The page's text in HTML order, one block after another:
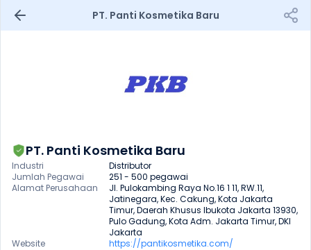
PT. Panti Kosmetika Baru
PT. Panti Kosmetika Baru
Industri
Distributor
Jumlah Pegawai
251 - 500 pegawai
Alamat Perusahaan
Jl. Pulokambing Raya No.16 1 11, RW.11,
Jatinegara, Kec. Cakung, Kota Jakarta
Timur, Daerah Khusus Ibukota Jakarta 13930,
Pulo Gadung, Kota Adm. Jakarta Timur, DKI
Jakarta
Website
https://pantikosmetika.com/